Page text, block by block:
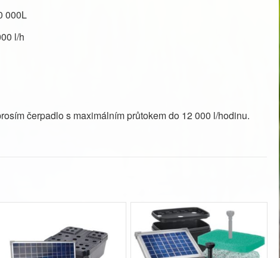
000L
l/h
čerpadlo s maximálním průtokem do 12 000 l/hodinu.